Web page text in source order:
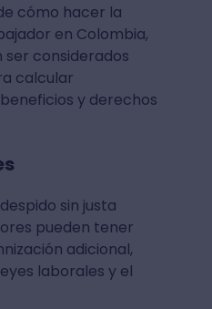
cómo hacer la
en Colombia,
considerados
calcular
y derechos
sin justa
pueden tener
adicional,
laborales y el